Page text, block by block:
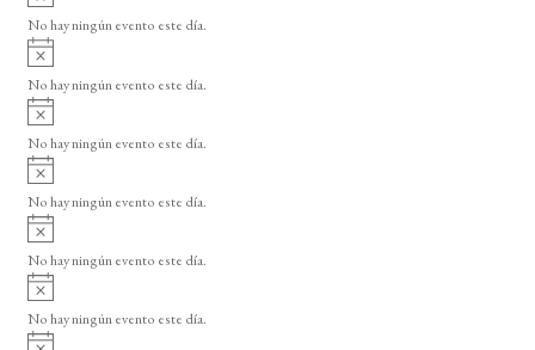
v
i
o
No hay ningún evento este día.
A
v
i
o
No hay ningún evento este día.
A
v
i
o
No hay ningún evento este día.
A
v
i
o
No hay ningún evento este día.
A
v
i
o
No hay ningún evento este día.
A
v
i
No hay ningún evento este día.
A